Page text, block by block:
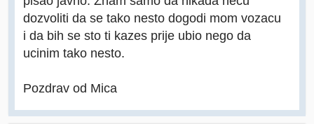
dozvoliti da se tako nesto dogodi mom vozacu
i da bih se sto ti kazes prije ubio nego da
ucinim tako nesto.
Pozdrav od Mica